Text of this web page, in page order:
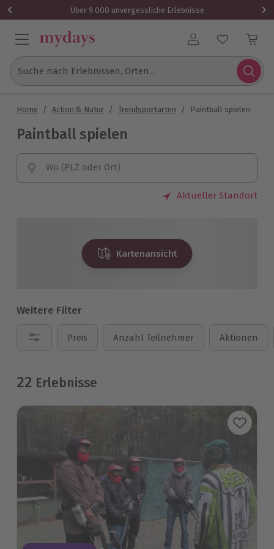
Über 9.000 unvergessliche Erlebnisse
Benutzerkonto
Suche nach Erlebnissen, Orten...
Home / Action & Natur / Trendsportarten / Paintball spielen
Paintball spielen
Wo (PLZ oder Ort)
Aktueller Standort
Kartenansicht
Weitere Filter
Preis Anzahl Teilnehmer Aktionen
22 Erlebnisse